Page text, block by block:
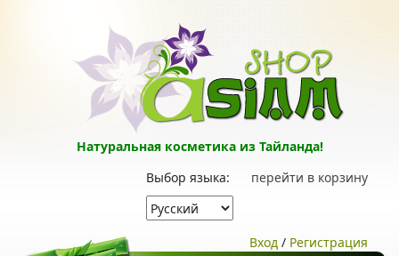
Натуральная косметика из Тайланда!
перейти в корзину
Выбор языка:
Вход / Регистрация